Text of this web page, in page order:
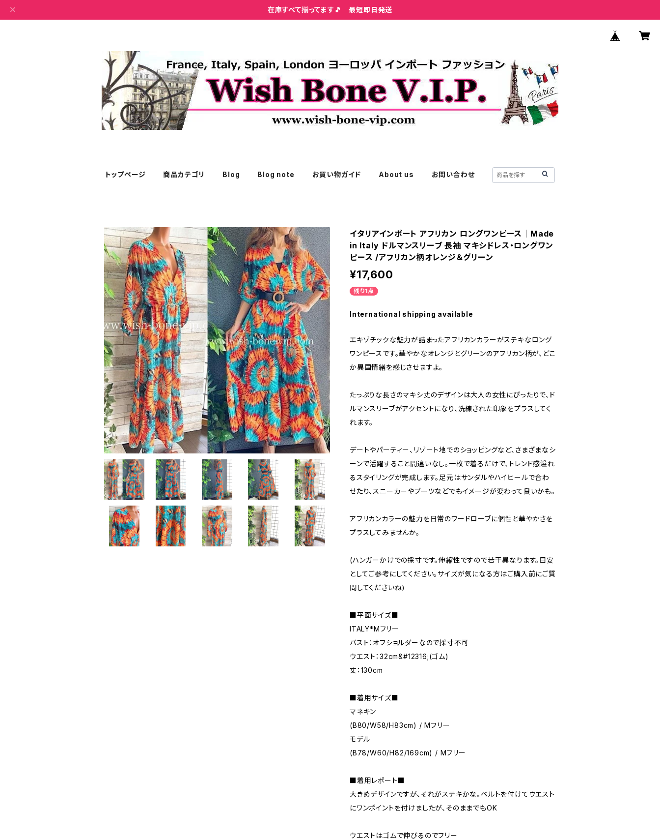
在庫すべて揃ってます🎵 最短即日発送
トップページ 商品カテゴリ Blog Blog note お買い物ガイド About us お問い合わせ
イタリアインポート アフリカン ロングワンピース｜Made
in Italy ドルマンスリーブ 長袖 マキシドレス・ロングワン
ピース /アフリカン柄オレンジ＆グリーン
¥17,600
残り1点
International shipping available
エキゾチックな魅力が詰まったアフリカンカラーがステキなロング
ワンピースです。華やかなオレンジとグリーンのアフリカン柄が、どこ
か異国情緒を感じさせますよ。
たっぷりな長さのマキシ丈のデザインは大人の女性にぴったりで、ド
ルマンスリーブがアクセントになり、洗練された印象をプラスしてく
れます。
デートやパーティー、リゾート地でのショッピングなど、さまざまなシ
ーンで活躍すること間違いなし。一枚で着るだけで、トレンド感溢れ
るスタイリングが完成します。足元はサンダルやハイヒールで合わ
せたり、スニーカーやブーツなどでもイメージが変わって良いかも。
アフリカンカラーの魅力を日常のワードローブに個性と華やかさを
プラスしてみませんか。
(ハンガーかけでの採寸です。伸縮性ですので若干異なります。目安
としてご参考にしてください。サイズが気になる方はご購入前にご質
問してくださいね)
■平面サイズ■
ITALY*Mフリー
バスト：オフショルダーなので採寸不可
ウエスト：32cm&#12316;(ゴム)
丈：130cm
■着用サイズ■
マネキン
(B80/W58/H83cm) / Mフリー
モデル
(B78/W60/H82/169cm) / Mフリー
■着用レポート■
大きめデザインですが、それがステキかな。ベルトを付けてウエスト
にワンポイントを付けましたが、そのままでもOK
ウエストはゴムで伸びるのでフリー